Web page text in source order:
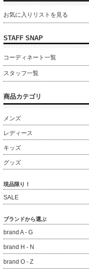
お気に入りリストを見る
STAFF SNAP
コーディネート一覧
スタッフ一覧
商品カテゴリ
メンズ
レディース
キッズ
グッズ
現品限り！
SALE
ブランドから選ぶ
brand A - G
brand H - N
brand O - Z